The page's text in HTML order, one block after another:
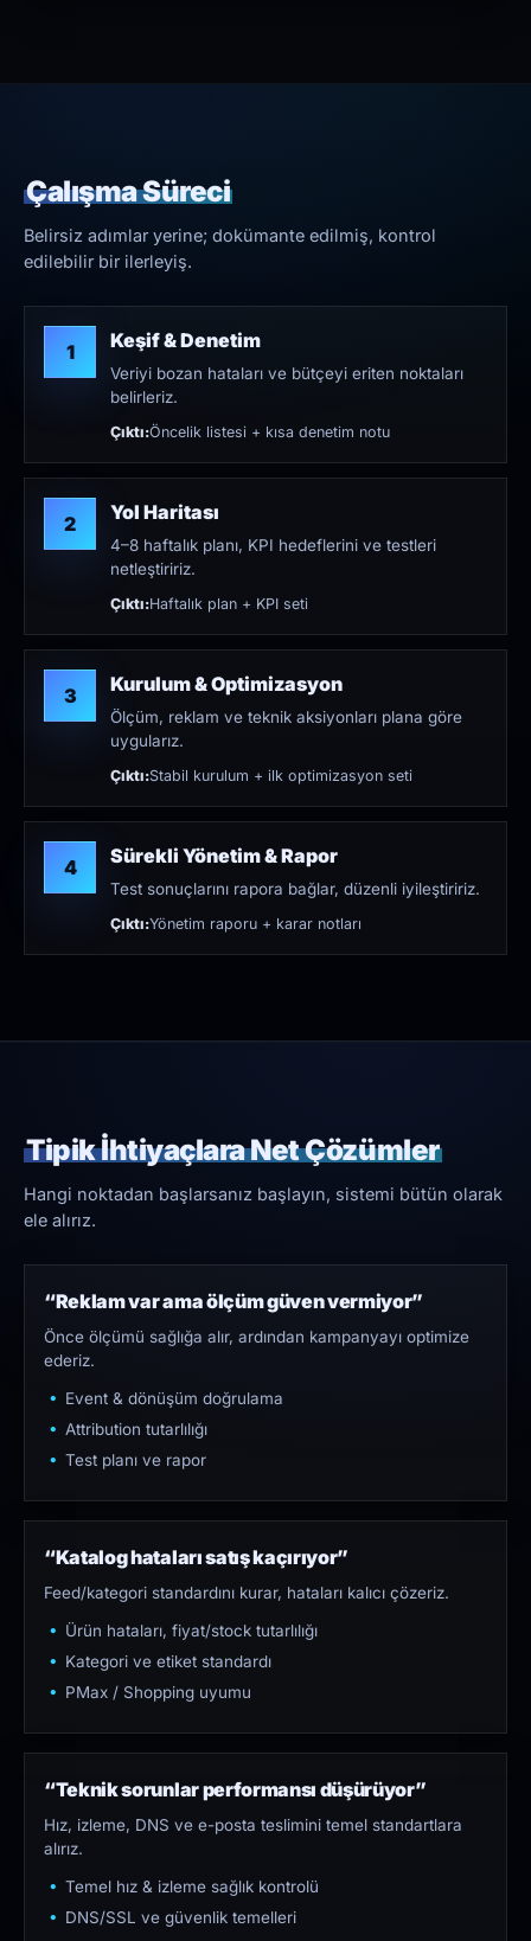
Çalışma Süreci
Belirsiz adımlar yerine; dokümante edilmiş, kontrol
edilebilir bir ilerleyiş.
1 Keşif & Denetim
Veriyi bozan hataları ve bütçeyi eriten noktaları
belirleriz.
Çıktı:Öncelik listesi + kısa denetim notu
2 Yol Haritası
4–8 haftalık planı, KPI hedeflerini ve testleri
netleştiririz.
Çıktı:Haftalık plan + KPI seti
3 Kurulum & Optimizasyon
Ölçüm, reklam ve teknik aksiyonları plana göre
uygularız.
Çıktı:Stabil kurulum + ilk optimizasyon seti
4 Sürekli Yönetim & Rapor
Test sonuçlarını rapora bağlar, düzenli iyileştiririz.
Çıktı:Yönetim raporu + karar notları
Tipik İhtiyaçlara Net Çözümler
Hangi noktadan başlarsanız başlayın, sistemi bütün olarak
ele alırız.
“Reklam var ama ölçüm güven vermiyor”
Önce ölçümü sağlığa alır, ardından kampanyayı optimize
ederiz.
Event & dönüşüm doğrulama
Attribution tutarlılığı
Test planı ve rapor
“Katalog hataları satış kaçırıyor”
Feed/kategori standardını kurar, hataları kalıcı çözeriz.
Ürün hataları, fiyat/stock tutarlılığı
Kategori ve etiket standardı
PMax / Shopping uyumu
“Teknik sorunlar performansı düşürüyor”
Hız, izleme, DNS ve e-posta teslimini temel standartlara
alırız.
Temel hız & izleme sağlık kontrolü
DNS/SSL ve güvenlik temelleri